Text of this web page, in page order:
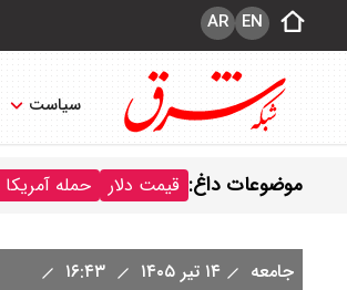
EN
AR
سیاست
موضوعات داغ: قیمت دلار حمله آمریکا
جامعه ۱۴ تیر ۱۴۰۵